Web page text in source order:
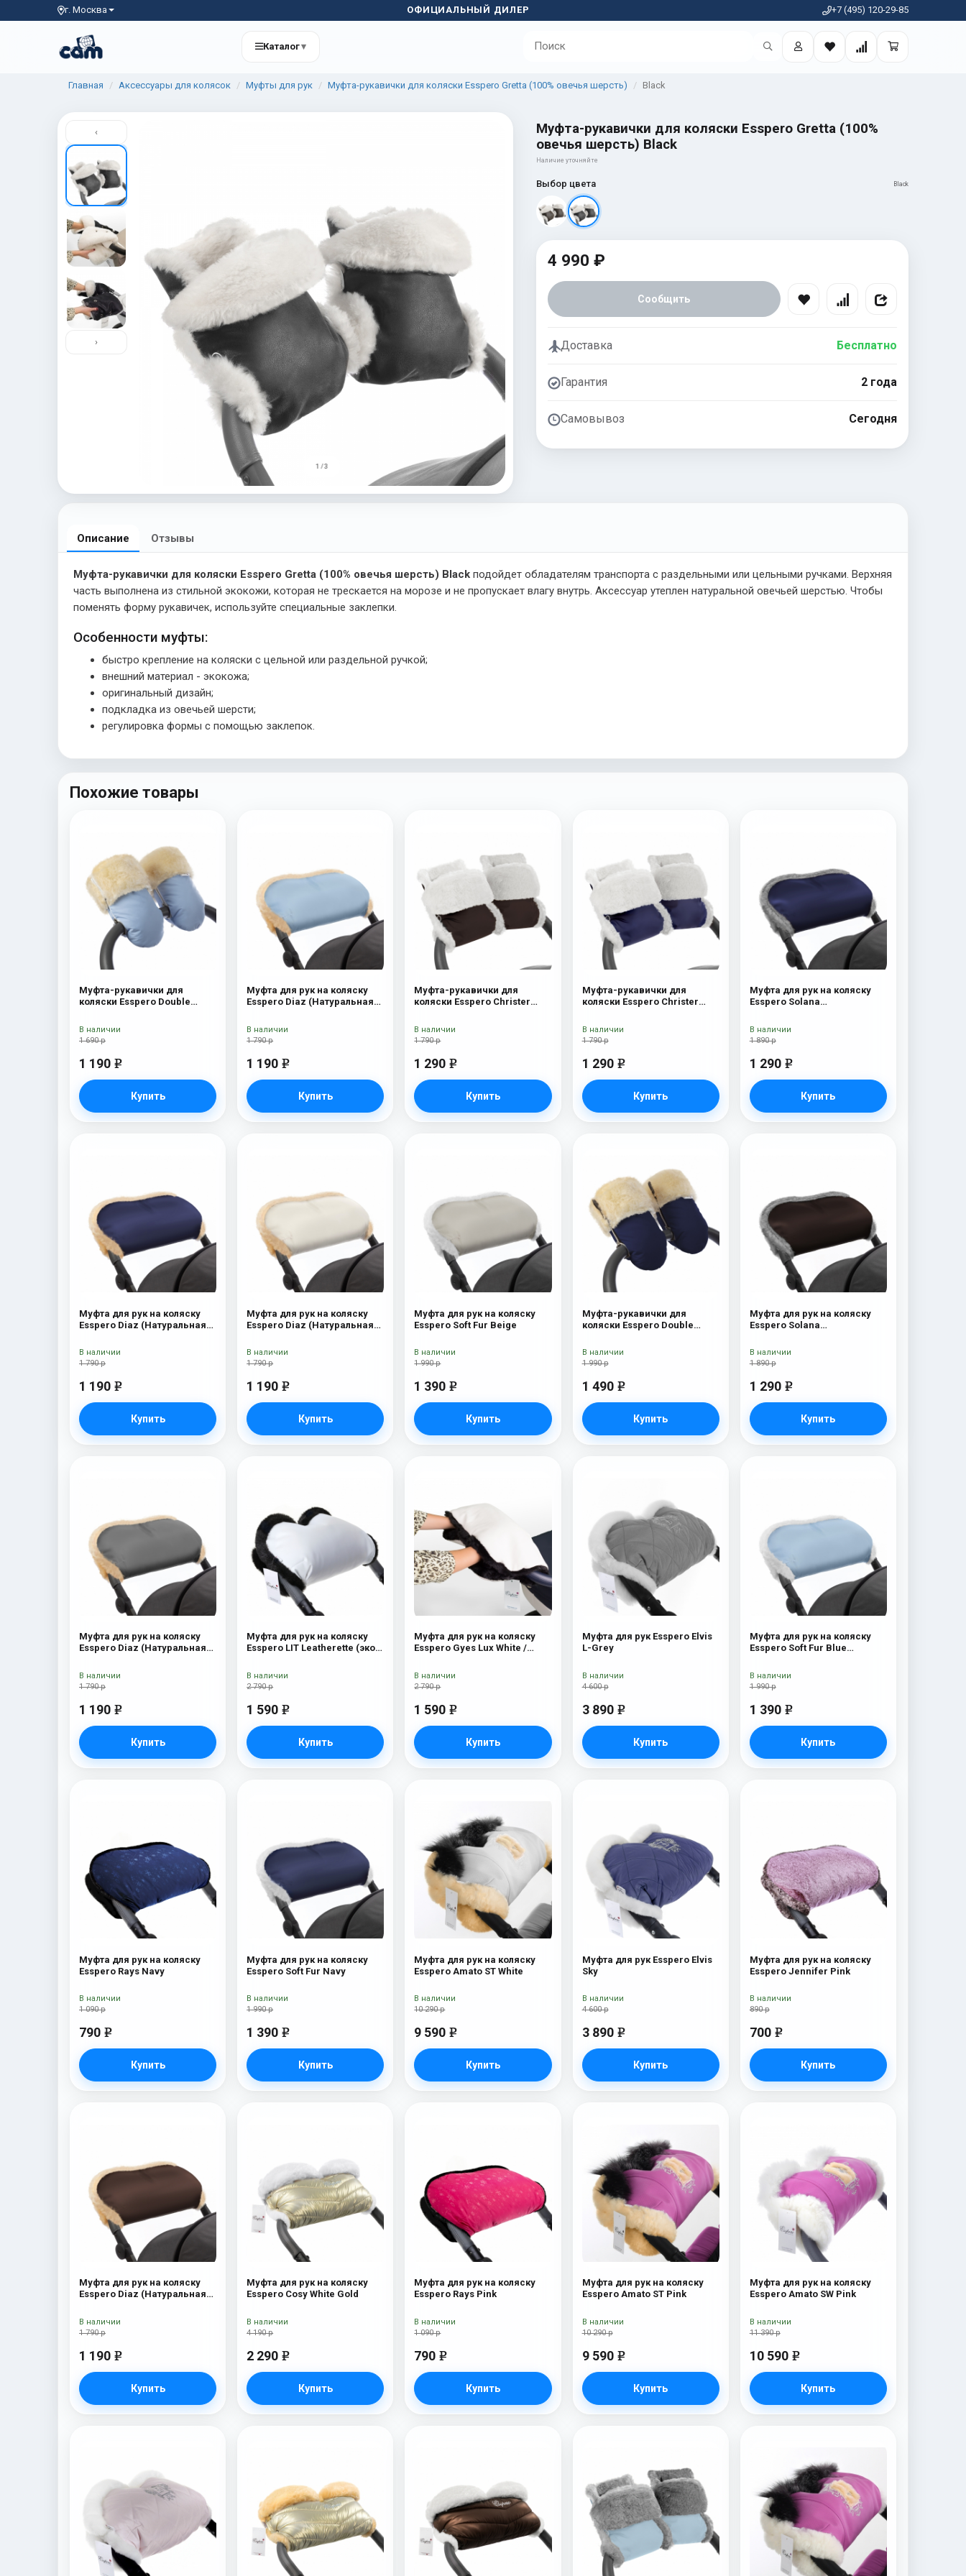
г. Москва ОФИЦИАЛЬНЫЙ ДИЛЕР +7 (495) 120-29-85
Каталог▾
Главная Аксессуары для колясок Муфты для рук Муфта-рукавички для коляски Esspero Gretta (100% овечья шерсть) Black
‹
›
1 / 3
Муфта-рукавички для коляски Esspero Gretta (100%
овечья шерсть) Black
Наличие уточняйте
Выбор цвета Black
4 990 ₽
Сообщить
Доставка Бесплатно
Гарантия 2 года
Самовывоз Сегодня
Описание Отзывы
Муфта-рукавички для коляски Esspero Gretta (100% овечья шерсть) Black подойдет обладателям транспорта с раздельными или цельными ручками. Верхняя
часть выполнена из стильной экокожи, которая не трескается на морозе и не пропускает влагу внутрь. Аксессуар утеплен натуральной овечьей шерстью. Чтобы
поменять форму рукавичек, используйте специальные заклепки.
Особенности муфты:
быстро крепление на коляски с цельной или раздельной ручкой;
внешний материал - экокожа;
оригинальный дизайн;
подкладка из овечьей шерсти;
регулировка формы с помощью заклепок.
Похожие товары
Муфта-рукавички для
коляски Esspero Double
Mountain
1 690 р
1 190 e
Купить
В наличии
Муфта для рук на коляску
Esspero Diaz (Натуральная
1 790 р
1 190 e
Купить
В наличии
Муфта-рукавички для
коляски Esspero Christer
Chocolat
1 790 р
1 290 e
Купить
В наличии
Муфта-рукавички для
коляски Esspero Christer
1 790 р
1 290 e
Купить
В наличии
Муфта для рук на коляску
Esspero Solana
Ocean
1 890 р
1 290 e
Купить
В наличии
Муфта для рук на коляску
Esspero Diaz (Натуральная
1 790 р
1 190 e
Купить
В наличии
Муфта для рук на коляску
Esspero Diaz (Натуральная
1 790 р
1 190 e
Купить
В наличии
Муфта для рук на коляску
Esspero Soft Fur Beige
1 990 р
1 390 e
Купить
В наличии
Муфта-рукавички для
коляски Esspero Double
1 990 р
1 490 e
Купить
В наличии
Муфта для рук на коляску
Esspero Solana
Brown
1 890 р
1 290 e
Купить
В наличии
Муфта для рук на коляску
Esspero Diaz (Натуральная
1 790 р
1 190 e
Купить
В наличии
Муфта для рук на коляску
Esspero LIT Leatherette (эко-
2 790 р
1 590 e
Купить
В наличии
Муфта для рук на коляску
Esspero Gуеs Lux White /
2 790 р
1 590 e
Купить
В наличии
Муфта для рук Esspero Elvis
L-Grey
4 600 р
3 890 e
Купить
В наличии
Муфта для рук на коляску
Esspero Soft Fur Blue
1 990 р
1 390 e
Купить
В наличии
Муфта для рук на коляску
Esspero Rays Navy
1 090 р
790 e
Купить
В наличии
Муфта для рук на коляску
Esspero Soft Fur Navy
1 990 р
1 390 e
Купить
В наличии
Муфта для рук на коляску
Esspero Amato ST White
10 290 р
9 590 e
Купить
В наличии
Муфта для рук Esspero Elvis
Sky
4 600 р
3 890 e
Купить
В наличии
Муфта для рук на коляску
Esspero Jennifer Pink
890 р
700 e
Купить
В наличии
Муфта для рук на коляску
Esspero Diaz (Натуральная
1 790 р
1 190 e
Купить
В наличии
Муфта для рук на коляску
Esspero Cosy White Gold
4 190 р
2 290 e
Купить
В наличии
Муфта для рук на коляску
Esspero Rays Pink
1 090 р
790 e
Купить
В наличии
Муфта для рук на коляску
Esspero Amato ST Pink
10 290 р
9 590 e
Купить
В наличии
Муфта для рук на коляску
Esspero Amato SW Pink
11 390 р
10 590 e
Купить
В наличии